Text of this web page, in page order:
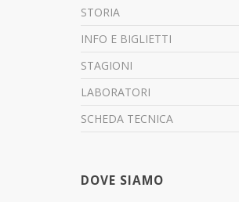
STORIA
INFO E BIGLIETTI
STAGIONI
LABORATORI
SCHEDA TECNICA
DOVE SIAMO